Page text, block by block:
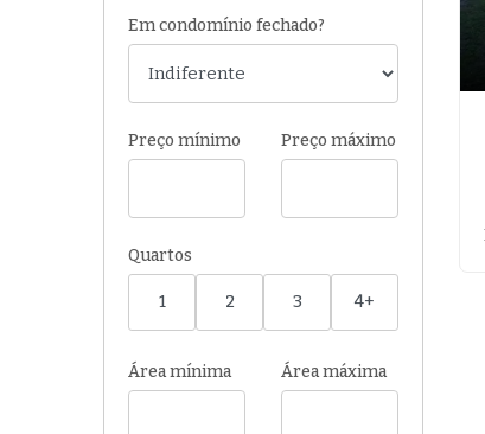
Em condomínio fechado?
Preço mínimo Preço máximo
Quartos
1 2 3 4+
Área mínima Área máxima